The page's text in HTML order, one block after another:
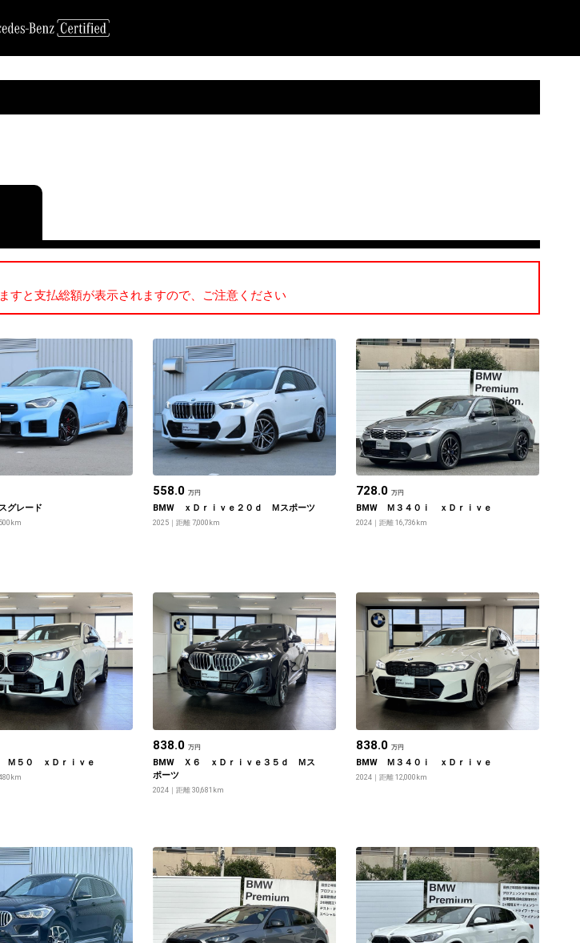
すと支払総額が表示されますので、ご注意ください
グレード
558.0万円
BMW ｘＤｒｉｖｅ２０ｄ Ｍスポーツ
2025 距離 7,000km
728.0万円
BMW Ｍ３４０ｉ ｘＤｒｉｖｅ
2024 距離 16,736km
５０ ｘＤｒｉｖｅ
838.0万円
BMW Ｘ６ ｘＤｒｉｖｅ３５ｄ Ｍス
ポーツ
2024 距離 30,681km
838.0万円
BMW Ｍ３４０ｉ ｘＤｒｉｖｅ
2024 距離 12,000km